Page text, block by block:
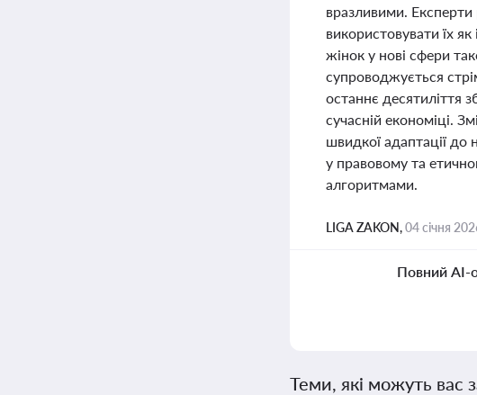
вразливими. Експерти
використовувати їх
жінок у нові сфери
супроводжується
останнє десятиліття
сучасній економіці.
швидкої адаптації
у правовому та
алгоритмами.
LIGA ZAKON,04 січня
Повний AI-
Теми, які можуть вас